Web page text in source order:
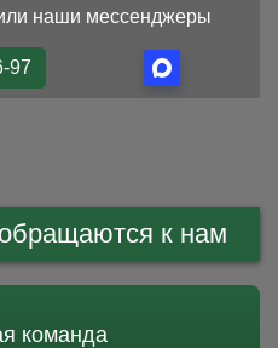
наши мессенджеры
97
к нам
команда